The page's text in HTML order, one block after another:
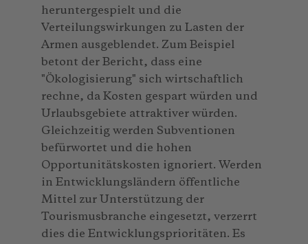
heruntergespielt und die
Verteilungswirkungen zu Lasten der
Armen ausgeblendet. Zum Beispiel
betont der Bericht, dass eine
"Ökologisierung" sich wirtschaftlich
rechne, da Kosten gespart würden und
Urlaubsgebiete attraktiver würden.
Gleichzeitig werden Subventionen
befürwortet und die hohen
Opportunitätskosten ignoriert. Werden
in Entwicklungsländern öffentliche
Mittel zur Unterstützung der
Tourismusbranche eingesetzt, verzerrt
dies die Entwicklungsprioritäten. Es